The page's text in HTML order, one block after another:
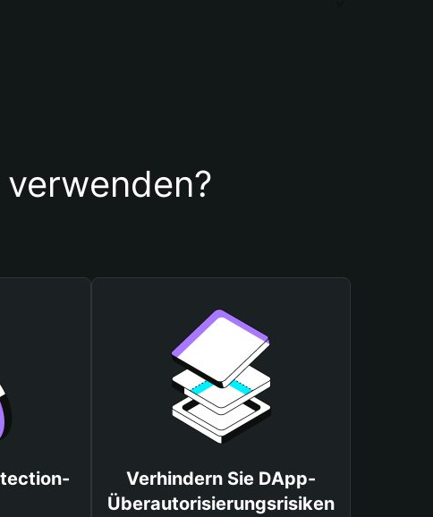
Verhindern Sie DApp-
Überautorisierungsrisiken